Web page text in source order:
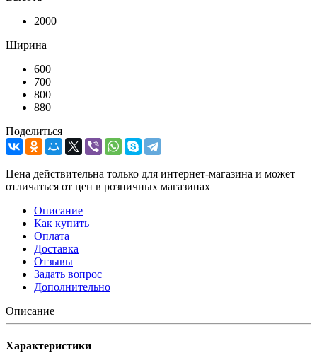
2000
Ширина
600
700
800
880
Поделиться
Цена действительна только для интернет-магазина и может
отличаться от цен в розничных магазинах
Описание
Как купить
Оплата
Доставка
Отзывы
Задать вопрос
Дополнительно
Описание
Характеристики